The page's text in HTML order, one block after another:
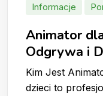
Informacje
Animator
Odgrywa i
Wynająć?
Kim Jest
dzieci to